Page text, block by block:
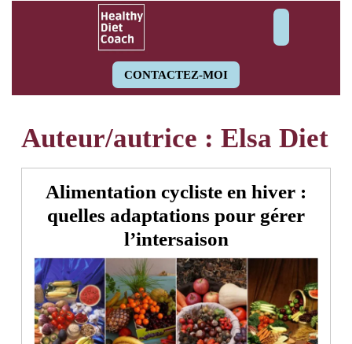
Open
CONTACTEZ-MOI
Auteur/autrice : Elsa Diet
Alimentation cycliste en hiver :
quelles adaptations pour gérer
l’intersaisonAlimentation
cycliste
en
hiver
: